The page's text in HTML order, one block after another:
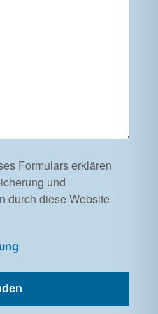
Formulars erklären
und
durch diese Website